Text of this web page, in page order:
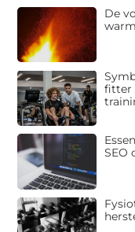
De
fitter
SEO